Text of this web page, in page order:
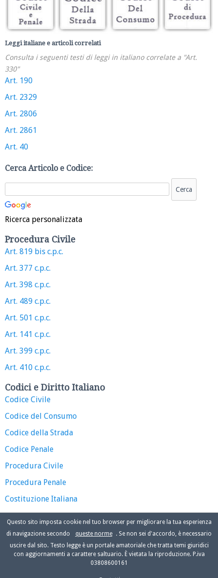
Leggi italiane e articoli correlati
Consulta i seguenti testi di leggi in italiano correlate a "Art.
330"
Art. 190
Art. 2329
Art. 2806
Art. 2861
Art. 40
Cerca Articolo e Codice:
Ricerca personalizzata
Procedura Civile
Art. 819 bis c.p.c.
Art. 377 c.p.c.
Art. 398 c.p.c.
Art. 489 c.p.c.
Art. 501 c.p.c.
Art. 141 c.p.c.
Art. 399 c.p.c.
Art. 410 c.p.c.
Codici e Diritto Italiano
Codice Civile
Codice del Consumo
Codice della Strada
Codice Penale
Procedura Civile
Procedura Penale
Costituzione Italiana
Questo sito imposta cookie nel tuo browser per migliorare la tua esperienza
di navigazione secondo
queste norme
. Se non sei d'accordo, è necessario
uscire dal sito. Testo legge è un portale amatoriale che tratta temi giuridici
con aggiornamenti a carattere saltuario. È vietata la riproduzione. P.iva
03808600161